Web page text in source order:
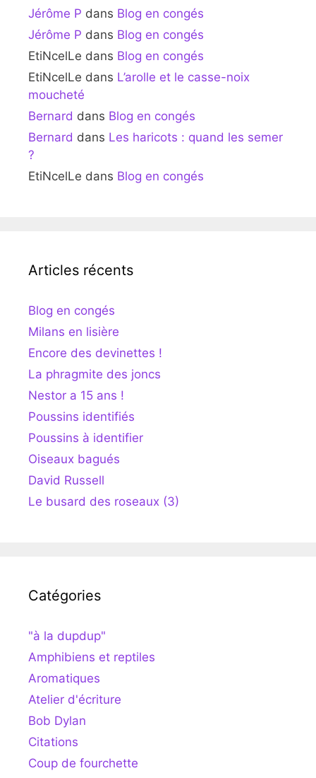
Jérôme P dans Blog en congés
Jérôme P dans Blog en congés
EtiNcelLe dans Blog en congés
EtiNcelLe dans L’arolle et le casse-noix
moucheté
Bernard dans Blog en congés
Bernard dans Les haricots : quand les semer
?
EtiNcelLe dans Blog en congés
Articles récents
Blog en congés
Milans en lisière
Encore des devinettes !
La phragmite des joncs
Nestor a 15 ans !
Poussins identifiés
Poussins à identifier
Oiseaux bagués
David Russell
Le busard des roseaux (3)
Catégories
"à la dupdup"
Amphibiens et reptiles
Aromatiques
Atelier d'écriture
Bob Dylan
Citations
Coup de fourchette